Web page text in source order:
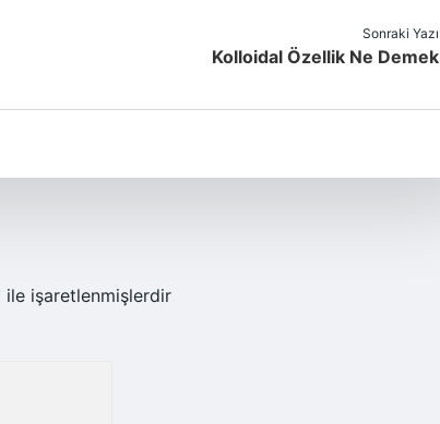
Sonraki Yazı
Kolloidal Özellik Ne Demek
ile işaretlenmişlerdir